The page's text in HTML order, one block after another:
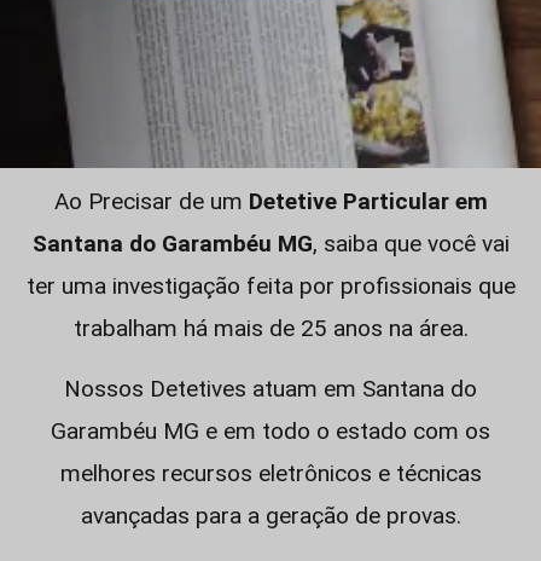
Ao Precisar de um Detetive Particular em
Santana do Garambéu MG, saiba que você vai
ter uma investigação feita por profissionais que
trabalham há mais de 25 anos na área.
Nossos Detetives atuam em Santana do
Garambéu MG e em todo o estado com os
melhores recursos eletrônicos e técnicas
avançadas para a geração de provas.